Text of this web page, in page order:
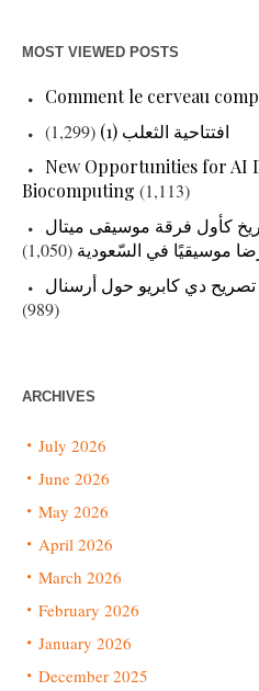
MOST VIEWED POSTS
Comment le cerveau
افتتاحية الثعلب (1)
(1,299)
New Opportunities for AI
Biocomputing (1,113)
كأول فرقة موسيقى ميتال
موسيقيًا في السّعودية (1,050)
دي كابريو حول أرسنال
(989)
ARCHIVES
July 2026
June 2026
May 2026
April 2026
March 2026
February 2026
January 2026
December 2025